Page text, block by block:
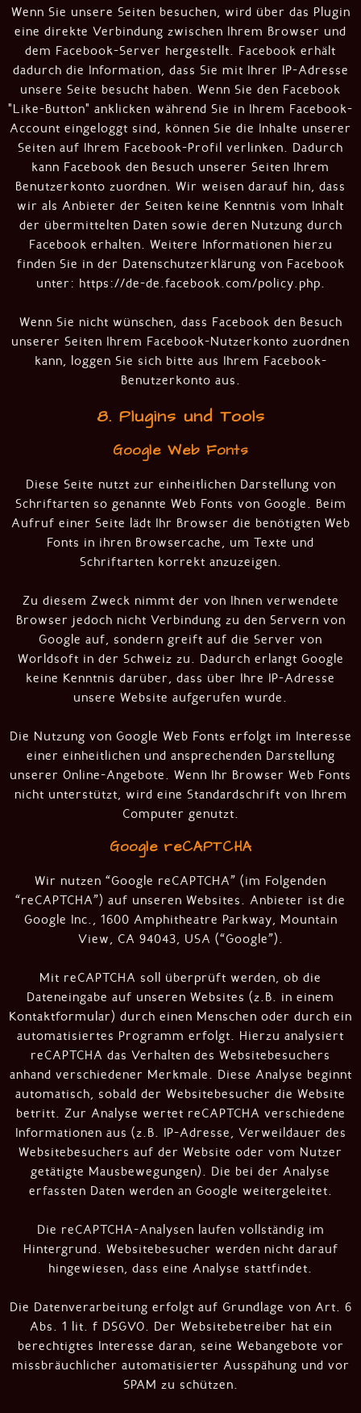
Wenn Sie unsere Seiten besuchen, wird über das Plugin
eine direkte Verbindung zwischen Ihrem Browser und
dem Facebook-Server hergestellt. Facebook erhält
dadurch die Information, dass Sie mit Ihrer IP-Adresse
unsere Seite besucht haben. Wenn Sie den Facebook
"Like-Button" anklicken während Sie in Ihrem Facebook-
Account eingeloggt sind, können Sie die Inhalte unserer
Seiten auf Ihrem Facebook-Profil verlinken. Dadurch
kann Facebook den Besuch unserer Seiten Ihrem
Benutzerkonto zuordnen. Wir weisen darauf hin, dass
wir als Anbieter der Seiten keine Kenntnis vom Inhalt
der übermittelten Daten sowie deren Nutzung durch
Facebook erhalten. Weitere Informationen hierzu
finden Sie in der Datenschutzerklärung von Facebook
unter: https://de-de.facebook.com/policy.php.
Wenn Sie nicht wünschen, dass Facebook den Besuch
unserer Seiten Ihrem Facebook-Nutzerkonto zuordnen
kann, loggen Sie sich bitte aus Ihrem Facebook-
Benutzerkonto aus.
8. Plugins und Tools
Google Web Fonts
Diese Seite nutzt zur einheitlichen Darstellung von
Schriftarten so genannte Web Fonts von Google. Beim
Aufruf einer Seite lädt Ihr Browser die benötigten Web
Fonts in ihren Browsercache, um Texte und
Schriftarten korrekt anzuzeigen.
Zu diesem Zweck nimmt der von Ihnen verwendete
Browser jedoch nicht Verbindung zu den Servern von
Google auf, sondern greift auf die Server von
Worldsoft in der Schweiz zu. Dadurch erlangt Google
keine Kenntnis darüber, dass über Ihre IP-Adresse
unsere Website aufgerufen wurde.
Die Nutzung von Google Web Fonts erfolgt im Interesse
einer einheitlichen und ansprechenden Darstellung
unserer Online-Angebote. Wenn Ihr Browser Web Fonts
nicht unterstützt, wird eine Standardschrift von Ihrem
Computer genutzt.
Google reCAPTCHA
Wir nutzen “Google reCAPTCHA” (im Folgenden
“reCAPTCHA”) auf unseren Websites. Anbieter ist die
Google Inc., 1600 Amphitheatre Parkway, Mountain
View, CA 94043, USA (“Google”).
Mit reCAPTCHA soll überprüft werden, ob die
Dateneingabe auf unseren Websites (z.B. in einem
Kontaktformular) durch einen Menschen oder durch ein
automatisiertes Programm erfolgt. Hierzu analysiert
reCAPTCHA das Verhalten des Websitebesuchers
anhand verschiedener Merkmale. Diese Analyse beginnt
automatisch, sobald der Websitebesucher die Website
betritt. Zur Analyse wertet reCAPTCHA verschiedene
Informationen aus (z.B. IP-Adresse, Verweildauer des
Websitebesuchers auf der Website oder vom Nutzer
getätigte Mausbewegungen). Die bei der Analyse
erfassten Daten werden an Google weitergeleitet.
Die reCAPTCHA-Analysen laufen vollständig im
Hintergrund. Websitebesucher werden nicht darauf
hingewiesen, dass eine Analyse stattfindet.
Die Datenverarbeitung erfolgt auf Grundlage von Art. 6
Abs. 1 lit. f DSGVO. Der Websitebetreiber hat ein
berechtigtes Interesse daran, seine Webangebote vor
missbräuchlicher automatisierter Ausspähung und vor
SPAM zu schützen.